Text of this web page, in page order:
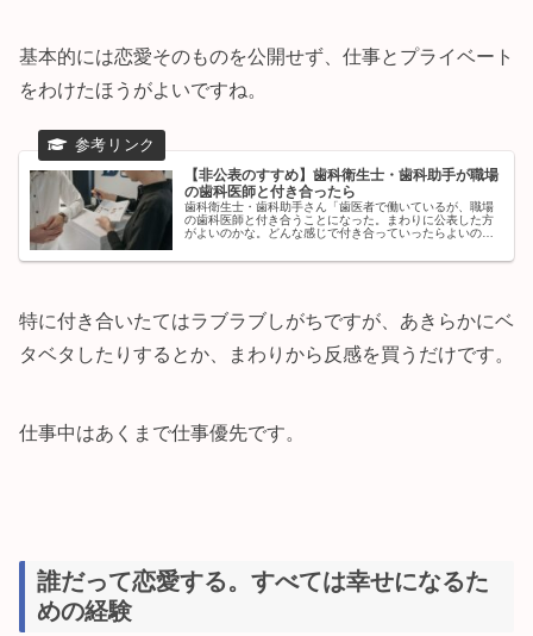
基本的には恋愛そのものを公開せず、仕事とプライベート
をわけたほうがよいですね。
【非公表のすすめ】歯科衛生士・歯科助手が職場
の歯科医師と付き合ったら
歯科衛生士・歯科助手さん「歯医者で働いているが、職場
の歯科医師と付き合うことになった。まわりに公表した方
がよいのかな。どんな感じで付き合っていったらよいのだ
事の内容この記事を書いてい...
特に付き合いたてはラブラブしがちですが、あきらかにベ
タベタしたりするとか、まわりから反感を買うだけです。
仕事中はあくまで仕事優先です。
誰だって恋愛する。すべては幸せになるた
めの経験